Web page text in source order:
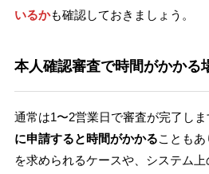
いるかも確認しておきましょう。
本人確認審査で時間がかかる
通常は1〜2営業日で審査が完了しま
に申請すると時間がかかることも
を求められるケースや、システム